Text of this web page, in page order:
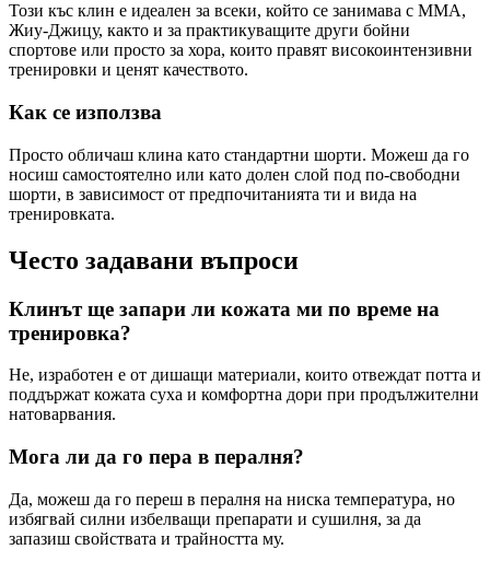
Този къс клин е идеален за всеки, който се занимава с MMA,
Жиу-Джицу, както и за практикуващите други бойни
спортове или просто за хора, които правят високоинтензивни
тренировки и ценят качеството.
Как се използва
Просто обличаш клина като стандартни шорти. Можеш да го
носиш самостоятелно или като долен слой под по-свободни
шорти, в зависимост от предпочитанията ти и вида на
тренировката.
Често задавани въпроси
Клинът ще запари ли кожата ми по време на
тренировка?
Не, изработен е от дишащи материали, които отвеждат потта и
поддържат кожата суха и комфортна дори при продължителни
натоварвания.
Мога ли да го пера в пералня?
Да, можеш да го переш в пералня на ниска температура, но
избягвай силни избелващи препарати и сушилня, за да
запазиш свойствата и трайността му.